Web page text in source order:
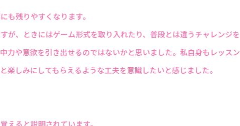
も残りやすくなります。
が、ときにはゲーム形式を取り入れたり、普段とは違うチャレンジを
力や意欲を引き出せるのではないかと思いました。私自身もレッスン
楽しみにしてもらえるような工夫を意識したいと感じました。
えると説明されています。